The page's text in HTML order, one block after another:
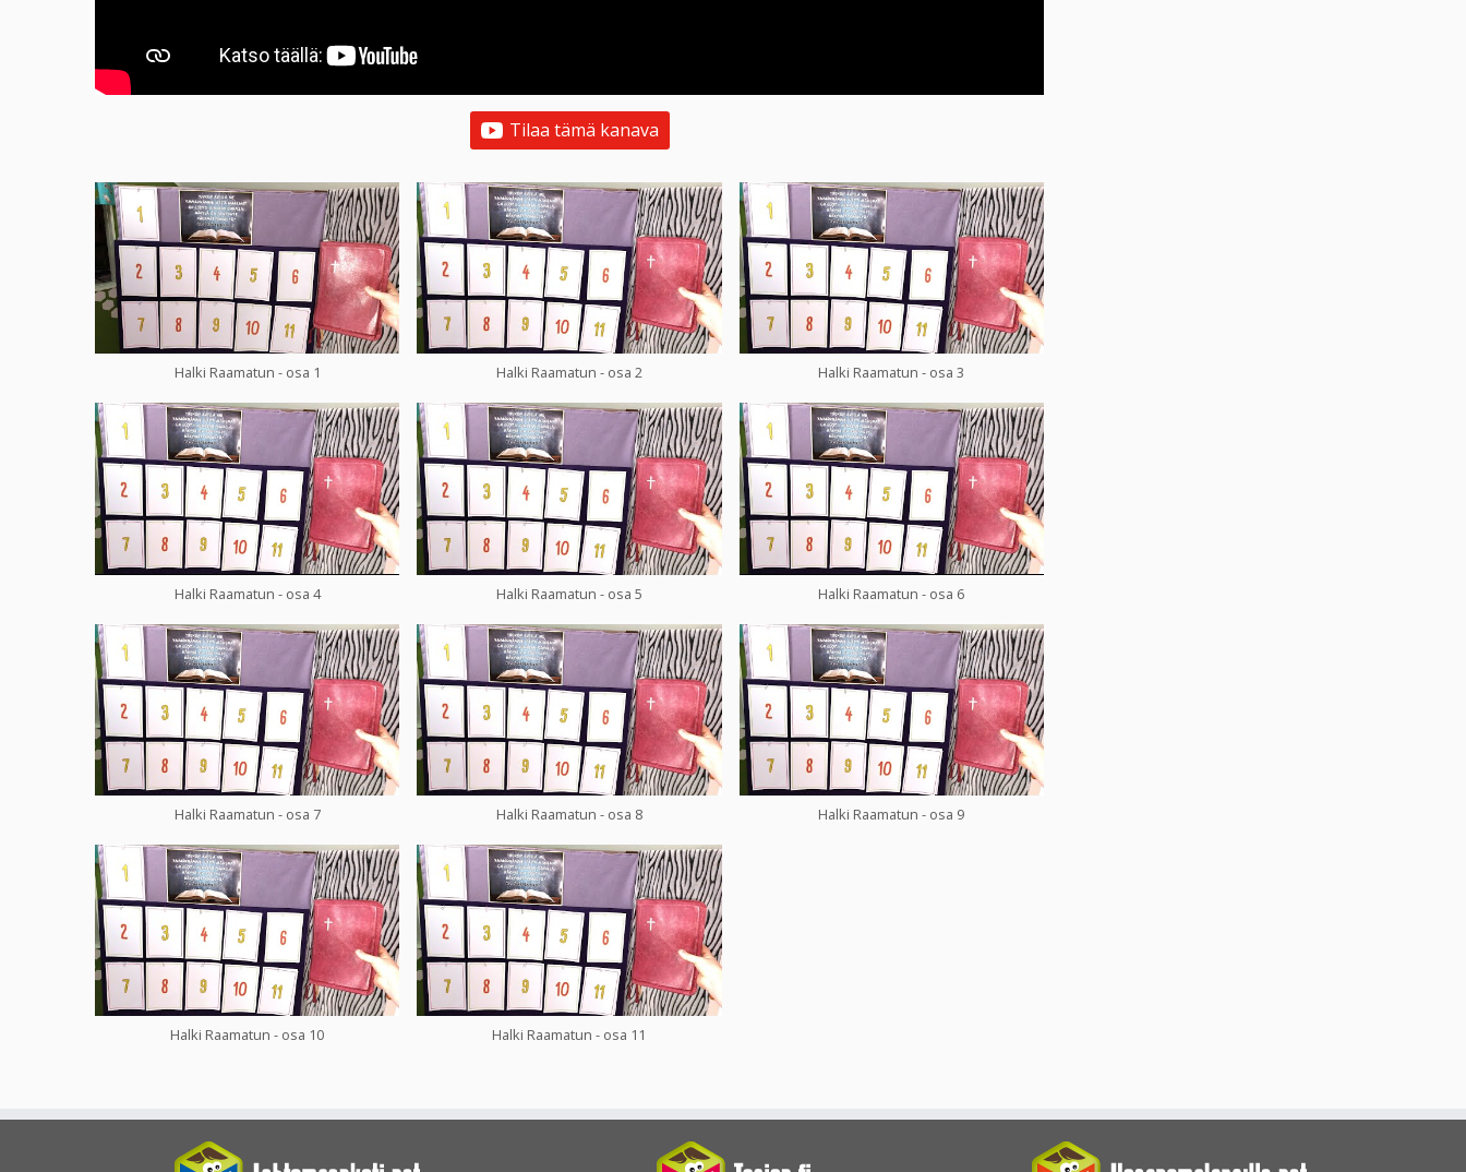
Tilaa tämä kanava
Halki Raamatun - osa 1 Halki Raamatun - osa 2 Halki Raamatun - osa 3
Halki Raamatun - osa 4 Halki Raamatun - osa 5 Halki Raamatun - osa 6
Halki Raamatun - osa 7 Halki Raamatun - osa 8 Halki Raamatun - osa 9
Halki Raamatun - osa 10 Halki Raamatun - osa 11